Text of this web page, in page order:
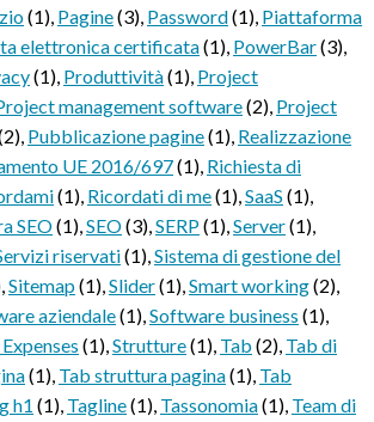
(1), Pagine(3), Password(1), Piattaforma
elettronica certificata(1), PowerBar(3),
(1), Produttività(1), Project
management software(2), Project
, Pubblicazione pagine(1), Realizzazione
UE 2016/697(1), Richiesta di
(1), Ricordati di me(1),SaaS (1),
SEO(1),SEO(3),SERP(1),Server(1),
riservati(1),Sistema di gestione del
,Sitemap(1),Slider(1),Smart working(2),
aziendale(1),Software business (1),
(1),Strutture(1), Tab (2), Tab di
(1), Tab struttura pagina(1), Tab
h1 (1), Tagline(1), Tassonomia(1), Team di